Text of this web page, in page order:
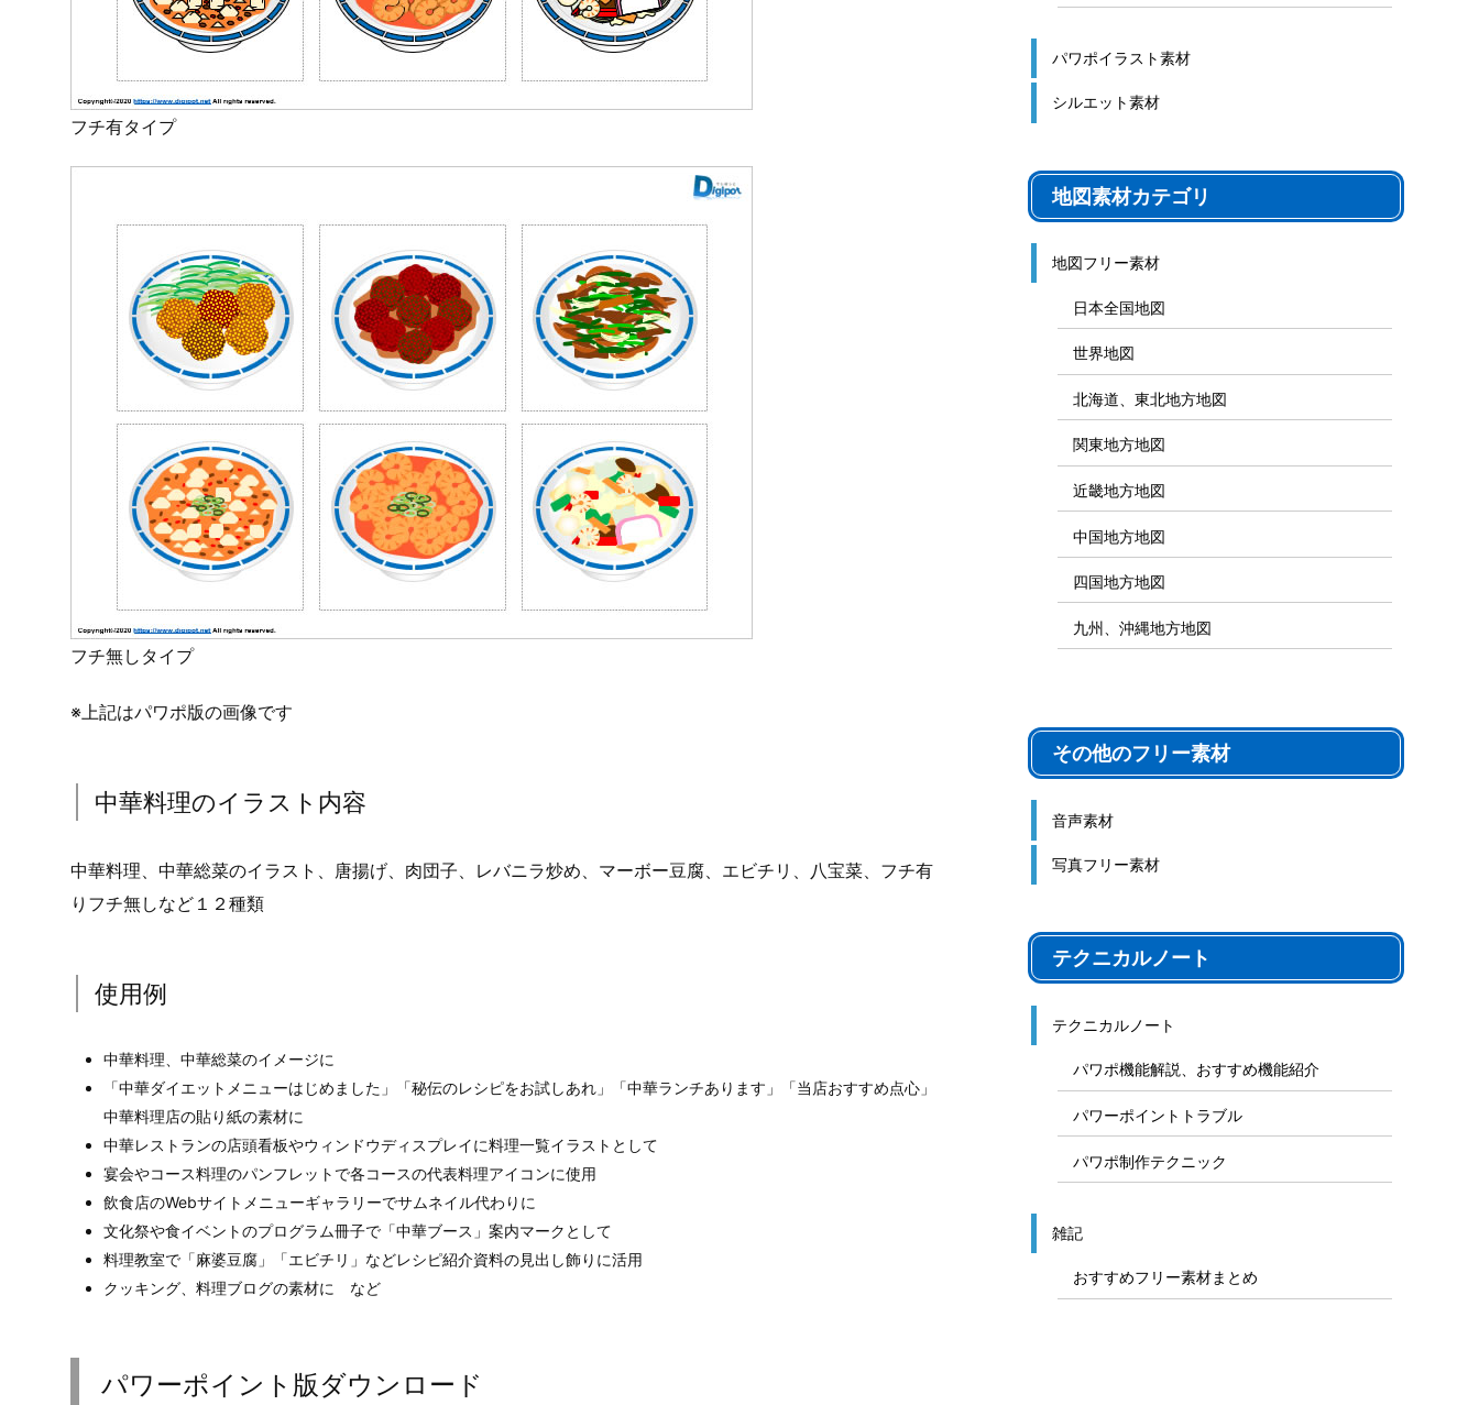
フチ有タイプ
フチ無しタイプ
※上記はパワポ版の画像です
中華料理のイラスト内容
中華料理、中華総菜のイラスト、唐揚げ、肉団子、レバニラ炒め、マーボー豆腐、エビチリ、八宝菜、フチ有
りフチ無しなど１２種類
使用例
中華料理、中華総菜のイメージに
「中華ダイエットメニューはじめました」「秘伝のレシピをお試しあれ」「中華ランチあります」「当店おすすめ点心」
中華料理店の貼り紙の素材に
中華レストランの店頭看板やウィンドウディスプレイに料理一覧イラストとして
宴会やコース料理のパンフレットで各コースの代表料理アイコンに使用
飲食店のWebサイトメニューギャラリーでサムネイル代わりに
文化祭や食イベントのプログラム冊子で「中華ブース」案内マークとして
料理教室で「麻婆豆腐」「エビチリ」などレシピ紹介資料の見出し飾りに活用
クッキング、料理ブログの素材に など
パワーポイント版ダウンロード
パワポイラスト素材
シルエット素材
地図素材カテゴリ
地図フリー素材
日本全国地図
世界地図
北海道、東北地方地図
関東地方地図
近畿地方地図
中国地方地図
四国地方地図
九州、沖縄地方地図
その他のフリー素材
音声素材
写真フリー素材
テクニカルノート
テクニカルノート
パワポ機能解説、おすすめ機能紹介
パワーポイントトラブル
パワポ制作テクニック
雑記
おすすめフリー素材まとめ